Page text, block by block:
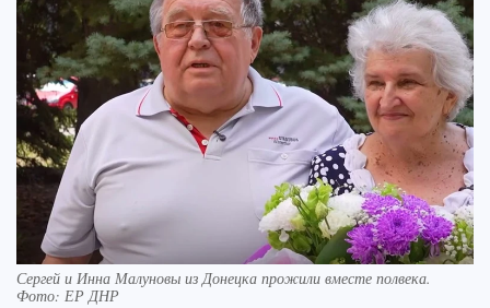
Сергей и Инна Малуновы из Донецка прожили вместе полвека.
Фото: ЕР ДНР